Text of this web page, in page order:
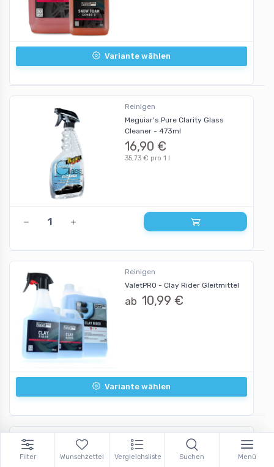
Variante wählen
Reinigen
Meguiar's Pure Clarity Glass
Cleaner - 473ml
16,90 €
35,73 € pro 1 l
Reinigen
ValetPRO - Clay Rider Gleitmittel
ab 10,99 €
Variante wählen
Reinigen
Tuga Chemie Insekten Teufel 1L
Filter Wunschzettel Vergleichsliste Suchen Menü